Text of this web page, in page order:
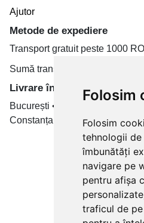
Folosim
Folosim
tehnologii de
îmbunătăți
navigare pe
pentru afișa
traficul de
Ajutor
Metode de expediere
Transport gratuit peste 1000
Sumă transport de la 19.99 RON
Livrare în toate țară
București • Cluj-Napoca •
Constanța • Craiova
Plăți cu card